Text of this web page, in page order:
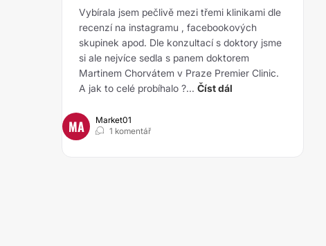
Vybírala jsem pečlivě mezi třemi klinikami dle
recenzí na instagramu , facebookových
skupinek apod. Dle konzultací s doktory jsme
si ale nejvíce sedla s panem doktorem
Martinem Chorvátem v Praze Premier Clinic.
A jak to celé probíhalo ?... Číst dál
MA
Market01
1 komentář